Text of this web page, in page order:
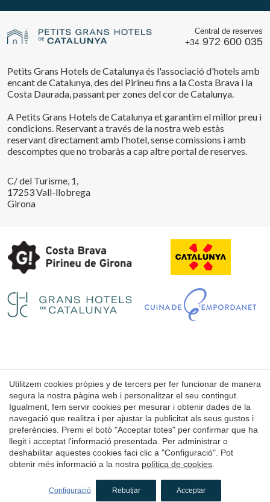
Central de reserves
+34 972 600 035
Petits Grans Hotels de Catalunya és l'associació d'hotels amb
encant de Catalunya, des del Pirineu fins a la Costa Brava i la
Costa Daurada, passant per zones del cor de Catalunya.
A Petits Grans Hotels de Catalunya et garantim el millor preu i
condicions. Reservant a través de la nostra web estàs
reservant directament amb l'hotel, sense comissions i amb
descomptes que no trobaràs a cap altre portal de reserves.
C/ del Turisme, 1,
17253 Vall-llobrega
Girona
Avís Legal
Condicions d'ús de la web
Política de Cookies
© 1998 - 2026
Petits Grans Hotels de Catalunya
byiEstrategic
Utilitzem cookies pròpies y de tercers per fer funcionar de manera
segura la nostra pàgina web i personalitzar el seu contingut.
Igualment, fem servir cookies per mesurar i obtenir dades de la
navegació que realitza i per ajustar la publicitat als seus gustos i
preferències. Premi el botó "Acceptar totes" per confirmar que ha
llegit i acceptat l'informació presentada. Per administrar o
deshabilitar aquestes cookies faci clic a "Configuració". Pot
obtenir més informació a la nostra política de cookies
Configuració Rebutjar Acceptar
Guardar configuració Acceptar totes